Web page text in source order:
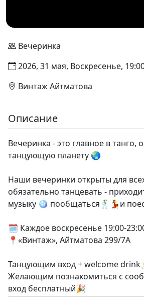
Вечеринка
2026, 31 мая, Воскресенье,
Винтаж Айтматова
Описание
Вечеринка - это главное в
танцующую планету 🌏
Наши вечеринки открыты для
обязательно танцевать -
музыку 🪩 пообщаться🕺💃и
🗓️ Каждое воскресенье 19:00-
📍«Винтаж», Айтматова 299/7А
Танцующим вход + welcome
Желающим познакомиться с
вход бесплатный🎉